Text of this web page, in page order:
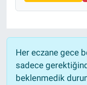
Her eczane gece
sadece
beklenmedik